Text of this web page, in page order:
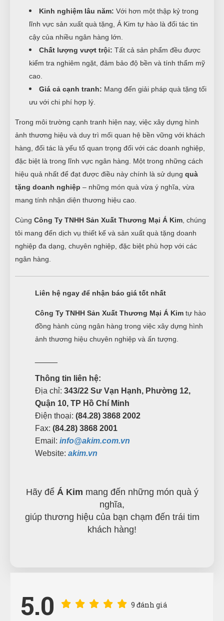
Kinh nghiệm lâu năm: Với hơn một thập kỷ trong
lĩnh vực sản xuất quà tặng, Á Kim tự hào là đối tác tin
cậy của nhiều ngân hàng lớn.
Chất lượng vượt trội: Tất cả sản phẩm đều được
kiểm tra nghiêm ngặt, đảm bảo độ bền và tính thẩm mỹ
cao.
Giá cả cạnh tranh: Mang đến giải pháp quà tặng tối
ưu với chi phí hợp lý.
Trong môi trường cạnh tranh hiện nay, việc xây dựng hình
ảnh thương hiệu và duy trì mối quan hệ bền vững với khách
hàng, đối tác là yếu tố quan trọng đối với các doanh nghiệp,
đặc biệt là trong lĩnh vực ngân hàng. Một trong những cách
hiệu quả nhất để đạt được điều này chính là sử dụng quà
tặng doanh nghiệp – những món quà vừa ý nghĩa, vừa
mang tính nhận diện thương hiệu cao.
Cùng Công Ty TNHH Sản Xuất Thương Mại Á Kim , chúng
tôi mang đến dịch vụ thiết kế và sản xuất quà tặng doanh
nghiệp đa dạng, chuyên nghiệp, đặc biệt phù hợp với các
ngân hàng.
Liên hệ ngay để nhận báo giá tốt nhất
Công Ty TNHH Sản Xuất Thương Mại Á Kim tự hào
đồng hành cùng ngân hàng trong việc xây dựng hình
ảnh thương hiệu chuyên nghiệp và ấn tượng.
Thông tin liên hệ:
Địa chỉ: 343/22 Sư Vạn Hạnh, Phường 12,
Quận 10, TP Hồ Chí Minh
Điện thoại: (84.28) 3868 2002
Fax: (84.28) 3868 2001
Email: info@akim.com.vn
Website: akim.vn
Hãy để Á Kim mang đến những món quà ý
nghĩa,
giúp thương hiệu của bạn chạm đến trái tim
khách hàng!
5.0
9 đánh giá
Đinh Phước